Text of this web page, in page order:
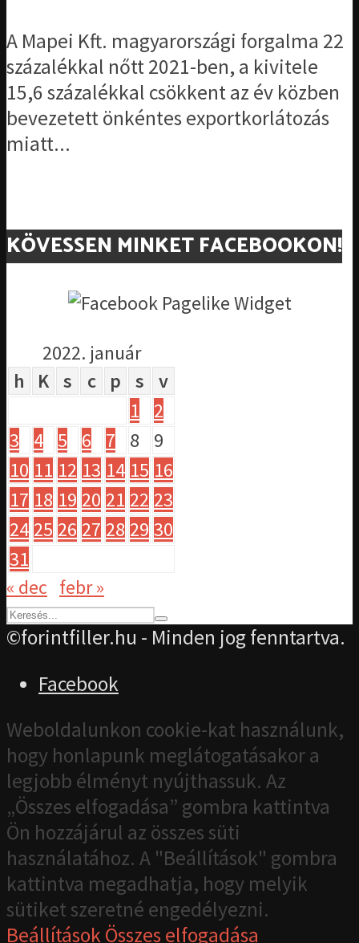
A Mapei Kft. magyarországi forgalma 22
százalékkal nőtt 2021-ben, a kivitele
15,6 százalékkal csökkent az év közben
bevezetett önkéntes exportkorlátozás
miatt...
KÖVESSEN MINKET FACEBOOKON!
2022. január
h
K s c p s
v
1
2
3
4 5 6 7 8
9
10 11 12 13 14 15 16
17 18 19 20 21 22 23
24 25 26 27 28 29 30
31
« dec febr »
©forintfiller.hu - Minden jog fenntartva.
Facebook
Weboldalunkon cookie-kat használunk,
hogy honlapunk meglátogatásakor a
legjobb élményt nyújthassuk. Az
„Összes elfogadása” gombra kattintva
Ön hozzájárul az összes süti
használatához. A "Beállítások" gombra
kattintva megadhatja, hogy melyik
sütiket szeretné engedélyezni.
BeállításokÖsszes elfogadása